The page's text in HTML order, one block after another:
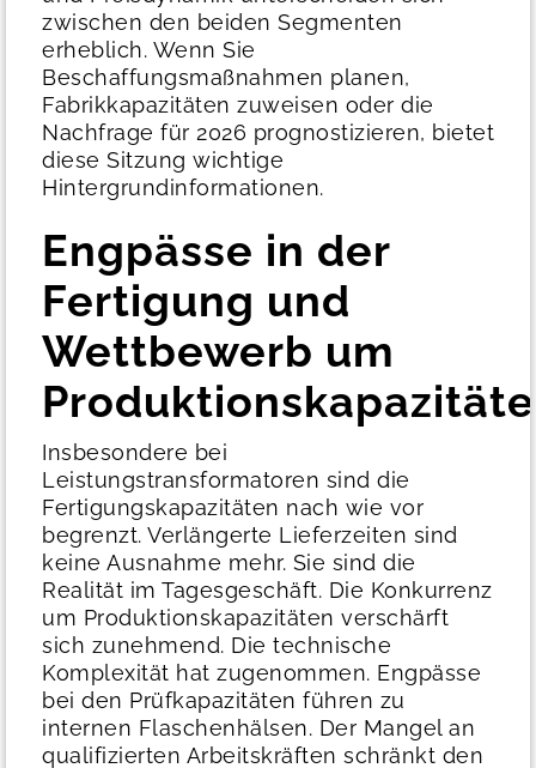
zwischen den beiden Segmenten
erheblich. Wenn Sie
Beschaffungsmaßnahmen planen,
Fabrikkapazitäten zuweisen oder die
Nachfrage für 2026 prognostizieren, bietet
diese Sitzung wichtige
Hintergrundinformationen.
Engpässe in der
Fertigung und
Wettbewerb um
Insbesondere bei
Leistungstransformatoren sind die
Fertigungskapazitäten nach wie vor
begrenzt. Verlängerte Lieferzeiten sind
keine Ausnahme mehr. Sie sind die
Realität im Tagesgeschäft. Die Konkurrenz
um Produktionskapazitäten verschärft
sich zunehmend. Die technische
Komplexität hat zugenommen. Engpässe
bei den Prüfkapazitäten führen zu
internen Flaschenhälsen. Der Mangel an
qualifizierten Arbeitskräften schränkt den